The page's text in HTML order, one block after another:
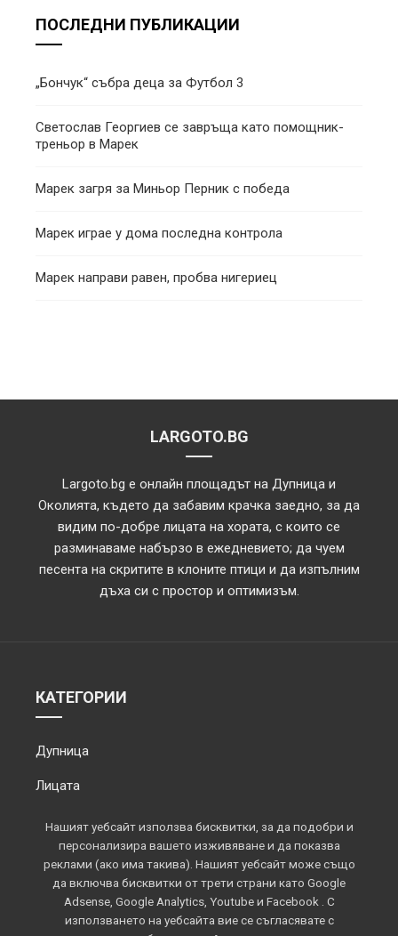
Нашият уебсайт използва бисквитки, за да подобри и
персонализира вашето изживяване и да показва
реклами (ако има такива). Нашият уебсайт може също
да включва бисквитки от трети страни като Google
Adsense, Google Analytics, Youtube и Facebook . С
използването на уебсайта вие се съгласявате с
ПОСЛЕДНИ ПУБЛИКАЦИИ
„Бончук“ събра деца за Футбол 3
Светослав Георгиев се завръща като помощник-
треньор в Марек
Марек загря за Миньор Перник с победа
Марек играе у дома последна контрола
Марек направи равен, пробва нигериец
LARGOTO.BG
Largoto.bg е онлайн площадът на Дупница и
Околията, където да забавим крачка заедно, за да
видим по-добре лицата на хората, с които се
разминаваме набързо в ежедневието; да чуем
песента на скритите в клоните птици и да изпълним
дъха си с простор и оптимизъм.
КАТЕГОРИИ
Дупница
Лицата
Обектив
Околията
Площадът
Спорт